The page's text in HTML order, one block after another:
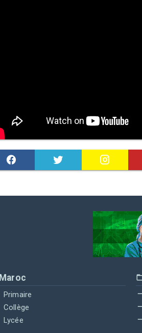
Maroc
Primaire
Collège
Lycée